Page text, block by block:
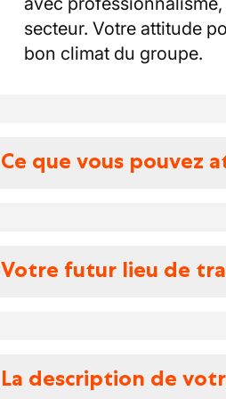
secteur. Votre attitude
bon climat du groupe.
Ce que vous pouvez
Des avantages
Votre futur lieu de
familiale, avec une
La description de